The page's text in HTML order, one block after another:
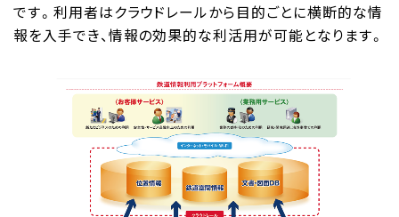
です。利用者はクラウドレールから目的ごとに横断的な情
報を入手でき、情報の効果的な利活用が可能となります。